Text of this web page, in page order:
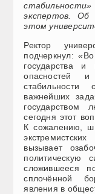
экспертов.
этом
Ректор
подчеркнул:«
государства
опасностей
важнейших
государством
сегодня этот
К сожалению,
вызывает
политическую
сложившееся
сплочённой
явления в